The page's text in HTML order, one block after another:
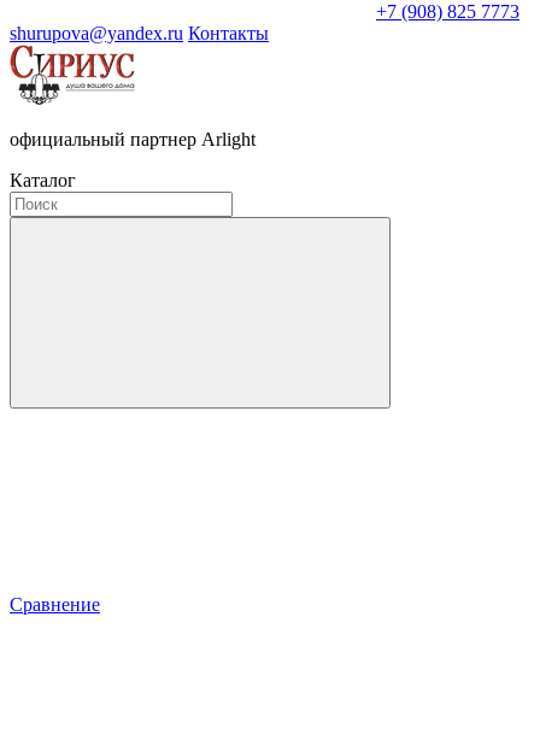
+7 (908) 825 7773
shurupova@yandex.ru Контакты
официальный партнер Arlight
Каталог
Сравнение